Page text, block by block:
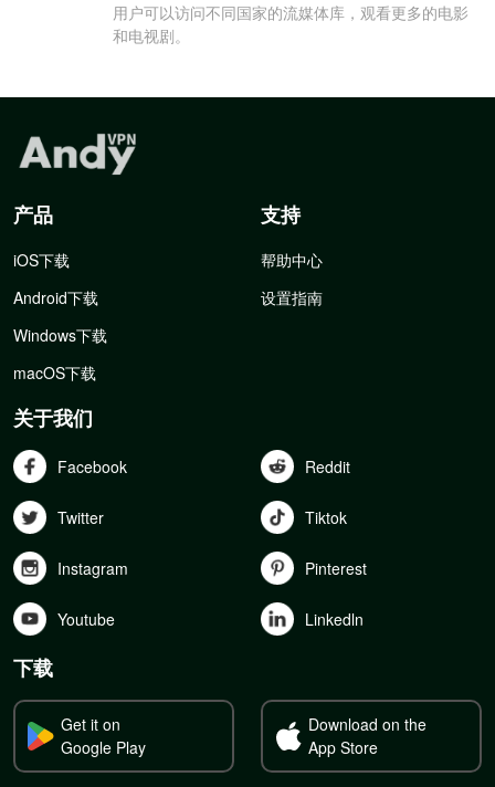
用户可以访问不同国家的流媒体库，观看更多的电影
和电视剧。
产品
iOS下载
Android下载
Windows下载
macOS下载
支持
帮助中心
设置指南
关于我们
Facebook Reddit
Twitter Tiktok
Instagram Pinterest
Youtube Linkedln
下载
Get it on
Google Play
Download on the
App Store